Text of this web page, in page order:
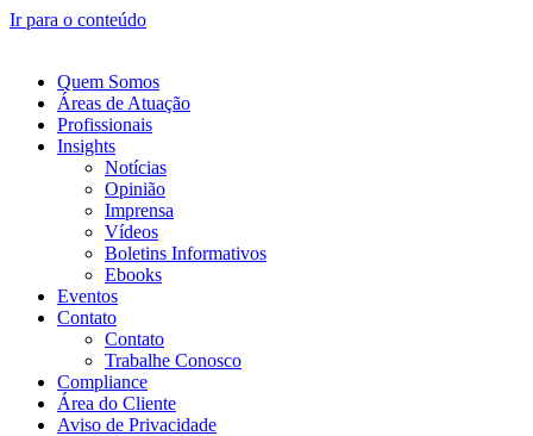
Ir para o conteúdo
Quem Somos
Áreas de Atuação
Profissionais
Insights
Notícias
Opinião
Imprensa
Vídeos
Boletins Informativos
Ebooks
Eventos
Contato
Contato
Trabalhe Conosco
Compliance
Área do Cliente
Aviso de Privacidade